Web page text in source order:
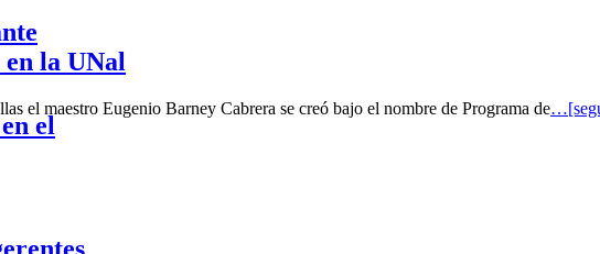
el
la UNal
el maestro Eugenio Barney Cabrera se creó bajo el nombre de Programa de